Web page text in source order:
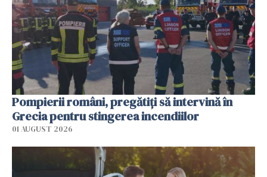
Pompierii români, pregătiţi să intervină în
Grecia pentru stingerea incendiilor
01 AUGUST 2026